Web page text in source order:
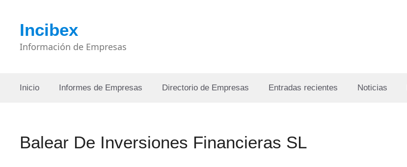
contenidoIncibex
Información de Empresas
Inicio Informes de Empresas Directorio de Empresas Entradas recientes Noticias
Balear De Inversiones Financieras SL